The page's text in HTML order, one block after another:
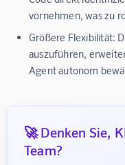
vornehmen, was zu
Größere Flexibilität:
auszuführen,
Agent autonom
🚀 Denken Sie,
Team?